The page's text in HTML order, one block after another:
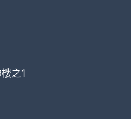
之1